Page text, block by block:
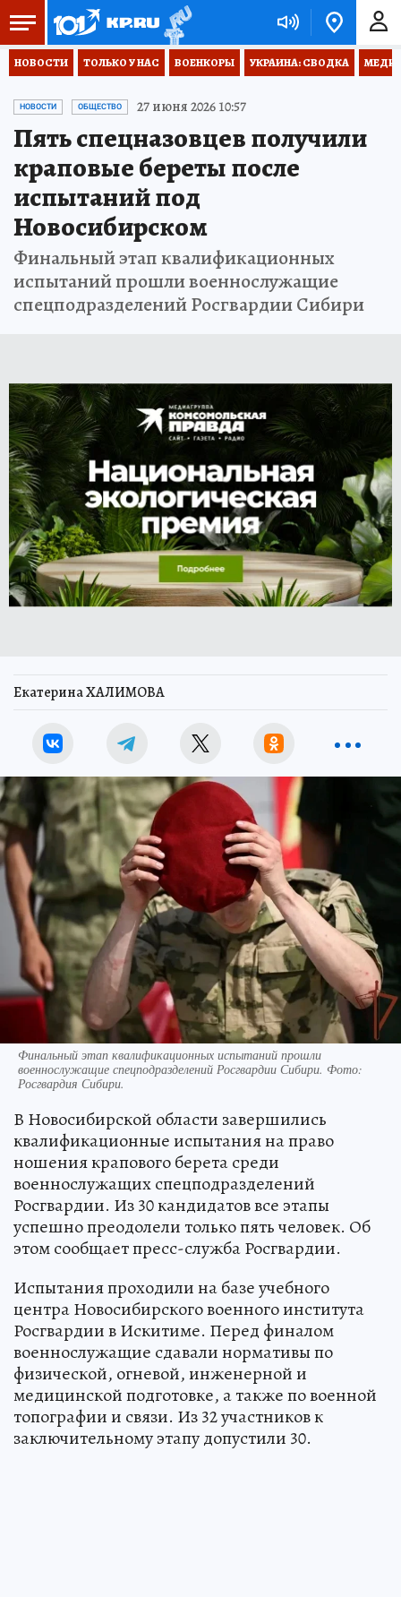
НОВОСТИ ТОЛЬКО У НАС ВОЕНКОРЫ УКРАИНА: СВОДКА
НОВОСТИ ОБЩЕСТВО 27 июня 2026 10:57
Пять спецназовцев получили
краповые береты после
испытаний под
Новосибирском
Финальный этап квалификационных
испытаний прошли военнослужащие
спецподразделений Росгвардии Сибири
Екатерина ХАЛИМОВА
Финальный этап квалификационных испытаний прошли
военнослужащие спецподразделений Росгвардии Сибири. Фото:
Росгвардия Сибири.
В Новосибирской области завершились
квалификационные испытания на право
ношения крапового берета среди
военнослужащих спецподразделений
Росгвардии. Из 30 кандидатов все этапы
успешно преодолели только пять человек. Об
этом сообщает пресс-служба Росгвардии.
Испытания проходили на базе учебного
центра Новосибирского военного института
Росгвардии в Искитиме. Перед финалом
военнослужащие сдавали нормативы по
физической, огневой, инженерной и
медицинской подготовке, а также по военной
топографии и связи. Из 32 участников к
заключительному этапу допустили 30.